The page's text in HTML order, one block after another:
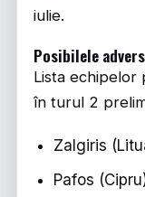
iulie.
Posibilele
Lista echipelor
în turul 2
Zalgiris
Pafos